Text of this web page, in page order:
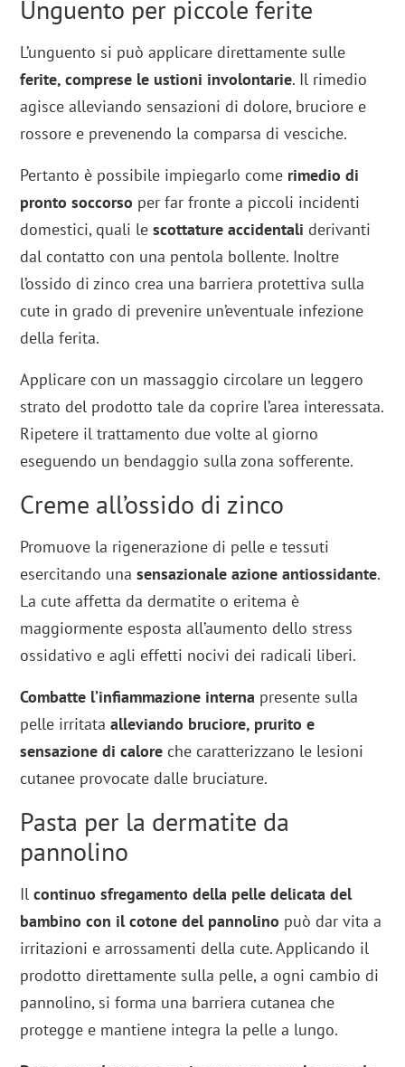
Unguento per piccole ferite
L’unguento si può applicare direttamente sulle
ferite, comprese le ustioni involontarie. Il rimedio
agisce alleviando sensazioni di dolore, bruciore e
rossore e prevenendo la comparsa di vesciche.
Pertanto è possibile impiegarlo come rimedio di
pronto soccorso per far fronte a piccoli incidenti
domestici, quali lescottature accidentali derivanti
dal contatto con una pentola bollente. Inoltre
l’ossido di zinco crea una barriera protettiva sulla
cute in grado di prevenire un’eventuale infezione
della ferita.
Applicare con un massaggio circolare un leggero
strato del prodotto tale da coprire l’area interessata.
Ripetere il trattamento due volte al giorno
eseguendo un bendaggio sulla zona sofferente.
Creme all’ossido di zinco
Promuove la rigenerazione di pelle e tessuti
esercitando unasensazionale azione antiossidante.
La cute affetta da dermatite o eritema è
maggiormente esposta all’aumento dello stress
ossidativo e agli effetti nocivi dei radicali liberi.
Combatte l’infiammazione interna presente sulla
pelle irritata alleviando bruciore, prurito e
sensazione di calore che caratterizzano le lesioni
cutanee provocate dalle bruciature.
Pasta per la dermatite da
pannolino
Ilcontinuo sfregamento della pelle delicata del
bambino con il cotone del pannolino può dar vita a
irritazioni e arrossamenti della cute. Applicando il
prodotto direttamente sulla pelle, a ogni cambio di
pannolino, si forma una barriera cutanea che
protegge e mantiene integra la pelle a lungo.